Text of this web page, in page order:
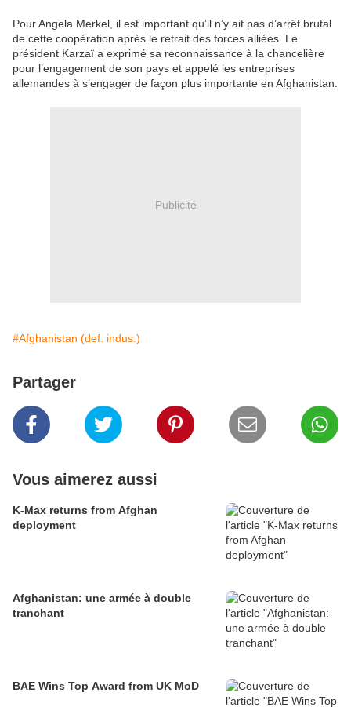
Pour Angela Merkel, il est important qu’il n’y ait pas d’arrêt brutal
de cette coopération après le retrait des forces alliées. Le
président Karzaï a exprimé sa reconnaissance à la chancelière
pour l’engagement de son pays et appelé les entreprises
allemandes à s’engager de façon plus importante en Afghanistan.
Publicité
#Afghanistan (def. indus.)
Partager
Vous aimerez aussi
K-Max returns from Afghan
deployment
Afghanistan: une armée à double
tranchant
BAE Wins Top Award from UK MoD